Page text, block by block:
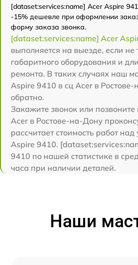
[dataset:services:name] Acer Aspire
-15% дешевле при оформлении
форму заказа звонка.
[dataset:services:name] Acer
выполняется на выезде, если не
габаритного оборудования и
ремонта. В таких случаях наш
Aspire 9410 в сц Acer в
обратно.
Закажите звонок или
Acer в Ростове-на-Дону
рассчитает стоимость работ
Aspire 9410.
9410 по нашей статистике в
часа при наличии деталей.
Наши